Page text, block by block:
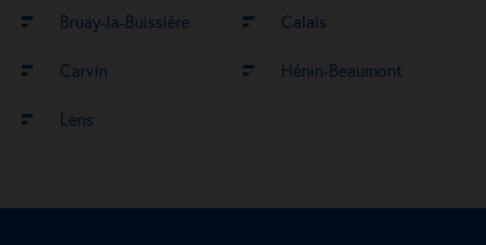
Bruay-la-Buissière Calais
Carvin Hénin-Beaumont
Lens